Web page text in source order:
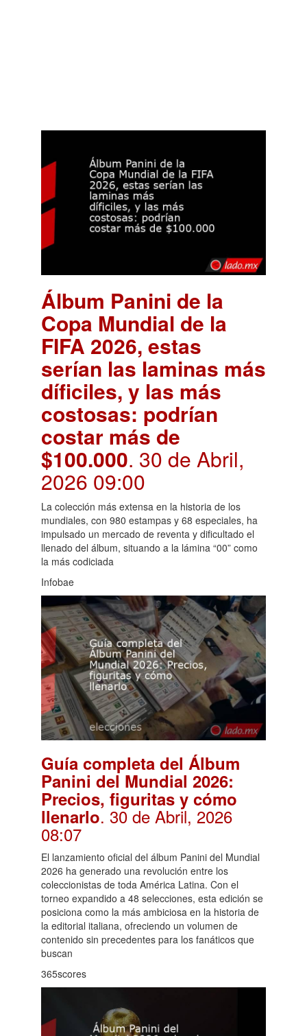
Álbum Panini de la
Copa Mundial de la
FIFA 2026, estas
serían las laminas más
díficiles, y las más
costosas: podrían
costar más de
$100.000. 30 de Abril,
2026 09:00
La colección más extensa en la historia de los
mundiales, con 980 estampas y 68 especiales, ha
impulsado un mercado de reventa y dificultado el
llenado del álbum, situando a la lámina “00” como
la más codiciada
Infobae
Guía completa del Álbum
Panini del Mundial 2026:
Precios, figuritas y cómo
llenarlo. 30 de Abril, 2026
08:07
El lanzamiento oficial del álbum Panini del Mundial
2026 ha generado una revolución entre los
coleccionistas de toda América Latina. Con el
torneo expandido a 48 selecciones, esta edición se
posiciona como la más ambiciosa en la historia de
la editorial italiana, ofreciendo un volumen de
contenido sin precedentes para los fanáticos que
buscan
365scores